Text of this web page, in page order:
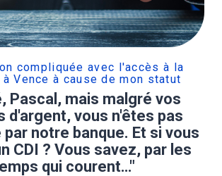
compliquée avec l'accès à la
Vence à cause de mon statut
Pascal, mais malgré vos
d'argent, vous n'êtes pas
notre banque. Et si vous
CDI ? Vous savez, par les
qui courent…"